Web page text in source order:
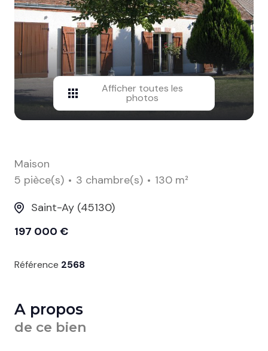
contact
Afficher toutes les
photos
Maison
5 pièce(s)
3 chambre(s)
130 m²
Saint-Ay (45130)
197 000 €
Référence 2568
A propos
de ce bien